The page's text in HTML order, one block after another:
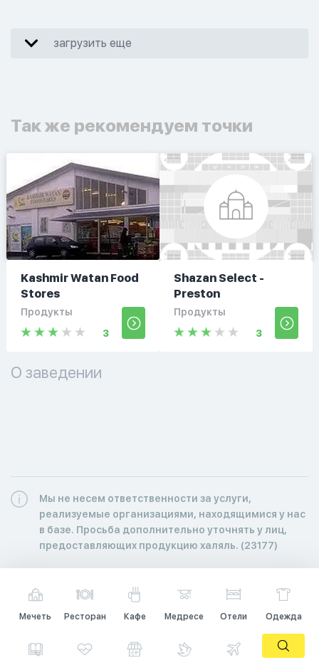
загрузить еще
Так же рекомендуем точки
Kashmir Watan Food
Stores
Продукты
3
Shazan Select -
Preston
Продукты
3
О заведении
Мы не несем ответственности за услуги,
реализуемые организациями, находящимися у нас
в базе. Просьба дополнительно уточнять у лиц,
предоставляющих продукцию халяль. (23177)
Мечеть Ресторан Кафе Медресе Отели Одежда